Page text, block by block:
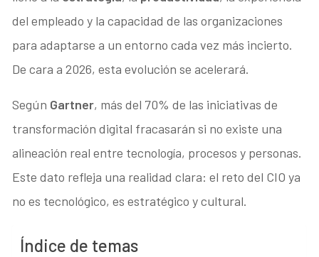
del empleado y la capacidad de las organizaciones
para adaptarse a un entorno cada vez más incierto.
De cara a 2026, esta evolución se acelerará.
Según Gartner, más del 70% de las iniciativas de
transformación digital fracasarán si no existe una
alineación real entre tecnología, procesos y personas.
Este dato refleja una realidad clara: el reto del CIO ya
no es tecnológico, es estratégico y cultural.
Índice de temas